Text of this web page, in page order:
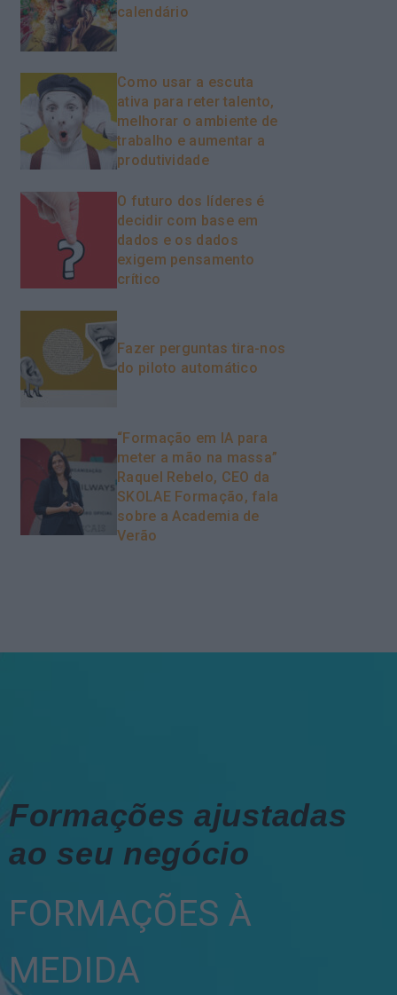
calendário
Como usar a escuta
ativa para reter talento,
melhorar o ambiente de
trabalho e aumentar a
produtividade
O futuro dos líderes é
decidir com base em
dados e os dados
exigem pensamento
crítico
Fazer perguntas tira-nos
do piloto automático
“Formação em IA para
meter a mão na massa”
Raquel Rebelo, CEO da
SKOLAE Formação, fala
sobre a Academia de
Verão
Formações ajustadas
ao seu negócio
FORMAÇÕES À
MEDIDA